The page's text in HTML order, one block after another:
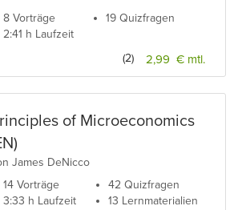
8 Vorträge
2:41 h Laufzeit
19 Quizfragen
2,99 € mtl.
(2)
of Microeconomics
James DeNicco
14 Vorträge
3:33 h Laufzeit
42 Quizfragen
13 Lernmaterialien